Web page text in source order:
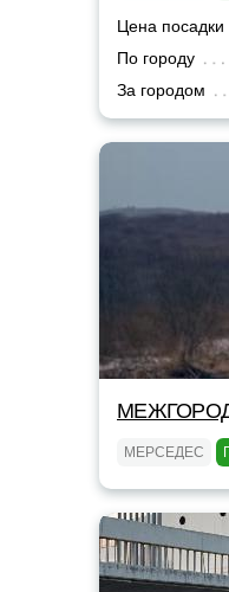
Цена посадки
По городу
За городом
МЕЖГОРОД
МЕРСЕДЕС